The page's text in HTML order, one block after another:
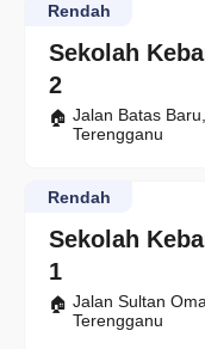
Sekolah
2
Rendah
Jalan Batas
Terengganu
Sekolah
1
Rendah
Jalan Sultan
Terengganu